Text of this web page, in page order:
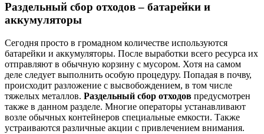
Раздельный сбор отходов– батарейки и
аккумуляторы
Сегодня просто в громадном количестве используются
батарейки и аккумуляторы. После выработки всего ресурса их
отправляют в обычную корзину с мусором. Хотя на самом
деле следует выполнить особую процедуру. Попадая в почву,
происходит разложение с высвобождением, в том числе
тяжелых металлов. Раздельный сбор отходов предусмотрен
также в данном разделе. Многие операторы устанавливают
возле обычных контейнеров специальные емкости. Также
устраиваются различные акции с привлечением внимания.